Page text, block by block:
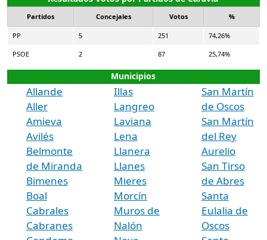
Partidos Concejales Votos %
PP 5 251 74,26%
PSOE 2 87 25,74%
Municipios
Allande
Aller
Amieva
Avilés
Belmonte
de Miranda
Bimenes
Boal
Cabrales
Cabranes
Illas
Langreo
Laviana
Lena
Llanera
Llanes
Mieres
Morcín
Muros de
Nalón
San Martín
de Oscos
San Martín
del Rey
Aurelio
San Tirso
de Abres
Santa
Eulalia de
Oscos